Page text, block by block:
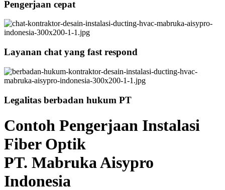
Pengerjaan cepat
Layanan chat yang fast respond
Legalitas berbadan hukum PT
Contoh Pengerjaan Instalasi
Fiber Optik
PT. Mabruka Aisypro
Indonesia